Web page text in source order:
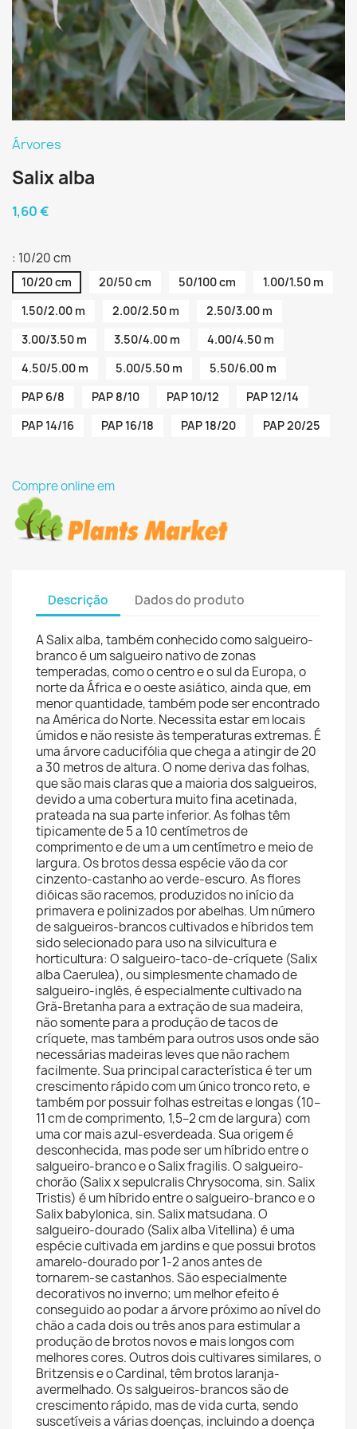
Árvores
Salix alba
1,60 €
: 10/20 cm
10/20 cm 20/50 cm 50/100 cm
1.00/1.50 m
1.50/2.00 m
2.00/2.50 m
2.50/3.00 m
3.00/3.50 m
3.50/4.00 m
4.00/4.50 m
4.50/5.00 m
5.00/5.50 m
5.50/6.00 m
PAP 6/8
PAP 8/10 PAP 10/12
PAP 12/14
PAP 14/16
PAP 16/18 PAP 18/20 PAP 20/25
Compre online em
Descrição Dados do produto
A Salix alba, também conhecido como salgueiro-
branco é um salgueiro nativo de zonas
temperadas, como o centro e o sul da Europa, o
norte da África e o oeste asiático, ainda que, em
menor quantidade, também pode ser encontrado
na América do Norte. Necessita estar em locais
úmidos e não resiste às temperaturas extremas. É
uma árvore caducifólia que chega a atingir de 20
a 30 metros de altura. O nome deriva das folhas,
que são mais claras que a maioria dos salgueiros,
devido a uma cobertura muito fina acetinada,
prateada na sua parte inferior. As folhas têm
tipicamente de 5 a 10 centímetros de
comprimento e de um a um centímetro e meio de
largura. Os brotos dessa espécie vão da cor
cinzento-castanho ao verde-escuro. As flores
dióicas são racemos, produzidos no início da
primavera e polinizados por abelhas. Um número
de salgueiros-brancos cultivados e híbridos tem
sido selecionado para uso na silvicultura e
horticultura: O salgueiro-taco-de-críquete (Salix
alba Caerulea), ou simplesmente chamado de
salgueiro-inglês, é especialmente cultivado na
Grã-Bretanha para a extração de sua madeira,
não somente para a produção de tacos de
críquete, mas também para outros usos onde são
necessárias madeiras leves que não rachem
facilmente. Sua principal característica é ter um
crescimento rápido com um único tronco reto, e
também por possuir folhas estreitas e longas (10–
11 cm de comprimento, 1,5–2 cm de largura) com
uma cor mais azul-esverdeada. Sua origem é
desconhecida, mas pode ser um híbrido entre o
salgueiro-branco e o Salix fragilis. O salgueiro-
chorão (Salix x sepulcralis Chrysocoma, sin. Salix
Tristis) é um híbrido entre o salgueiro-branco e o
Salix babylonica, sin. Salix matsudana. O
salgueiro-dourado (Salix alba Vitellina) é uma
espécie cultivada em jardins e que possui brotos
amarelo-dourado por 1-2 anos antes de
tornarem-se castanhos. São especialmente
decorativos no inverno; um melhor efeito é
conseguido ao podar a árvore próximo ao nível do
chão a cada dois ou três anos para estimular a
produção de brotos novos e mais longos com
melhores cores. Outros dois cultivares similares, o
Britzensis e o Cardinal, têm brotos laranja-
avermelhado. Os salgueiros-brancos são de
crescimento rápido, mas de vida curta, sendo
suscetíveis a várias doenças, incluindo a doença